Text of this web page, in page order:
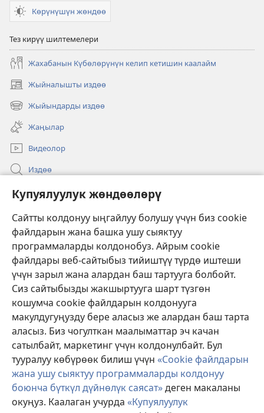
Купуялуулук жөндөөлөрү
Сайтты колдонуу ыңгайлуу болушу үчүн биз cookie
файлдарын жана башка ушу сыяктуу
программаларды колдонобуз. Айрым cookie
файлдары веб-сайтыбыз тийиштүү түрдө иштеши
үчүн зарыл жана алардан баш тартууга болбойт.
Сиз сайтыбызды жакшыртууга шарт түзгөн
кошумча cookie файлдарын колдонууга
макулдугуңузду бере аласыз же алардан баш тарта
аласыз. Биз чогулткан маалыматтар эч качан
сатылбайт, маркетинг үчүн колдонулбайт. Бул
тууралуу көбүрөөк билиш үчүн «Cookie файлдарын
жана ушу сыяктуу программаларды колдонуу
боюнча бүткүл дүйнөлүк саясат»деген макаланы
окуңуз. Каалаган учурда «Купуялуулук
Көрүнүшүн жөндөө
Тез кирүү шилтемелери
Жахабанын Күбөлөрүнүн келип кетишин каалайм
Жыйналышты издөө
(жаңы
терезе
ачат)
Жыйындарды издөө
(жаңы
терезе
ачат)
Жаңылар
Видеолор
Издөө
Бийлик өкүлдөрү үчүн маалымат
Тартуулар
(жаңы
терезе
ачат)
ОНЛАЙН КИТЕПКАНА
(жаңы
терезе
ачат) JW Hub
(жаңы
терезе
ачат) JW Library
Watchtower Library